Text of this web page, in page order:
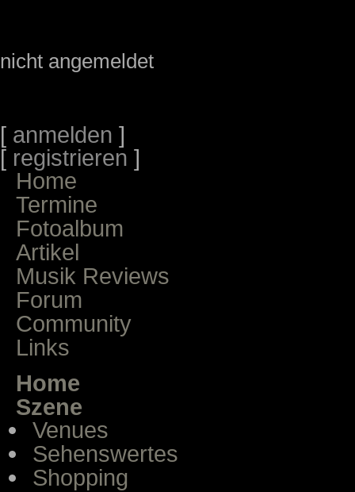
nicht angemeldet
[ anmelden ]
[ registrieren ]
Home
Termine
Fotoalbum
Artikel
Musik Reviews
Forum
Community
Links
Home
Szene
Venues
Sehenswertes
Shopping